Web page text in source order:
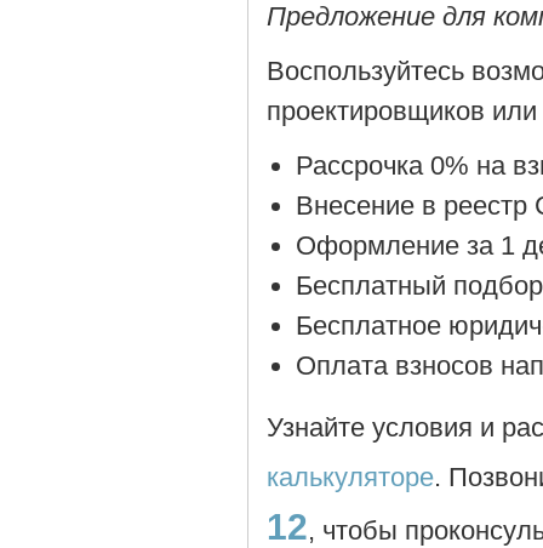
Предложение для
Воспользуйтесь
проектировщиков
Рассрочка 0% на
Внесение в
Оформление за 1
Бесплатный
Бесплатное
Оплата взносов
Узнайте условия и
калькуляторе.
12, чтобы